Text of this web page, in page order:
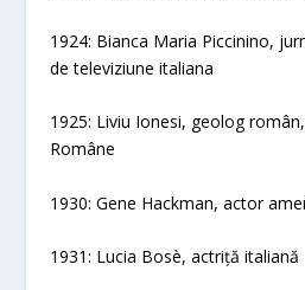
1924: Bianca Maria Piccinino,
de televiziune italiana
1925: Liviu Ionesi, geolog
Române
1930: Gene Hackman, actor
1931: Lucia Bosè, actriță italiană